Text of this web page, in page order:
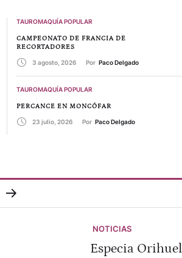
TAUROMAQUÍA POPULAR
CAMPEONATO DE FRANCIA DE
RECORTADORES
3 agosto, 2026 Por Paco Delgado
TAUROMAQUÍA POPULAR
PERCANCE EN MONCÓFAR
23 julio, 2026 Por Paco Delgado
NOTICIAS
Especia